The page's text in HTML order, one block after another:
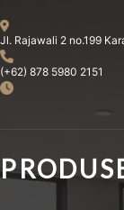
to
content
Jl. Rajawali 2 no.199
(+62) 878 5980 2151